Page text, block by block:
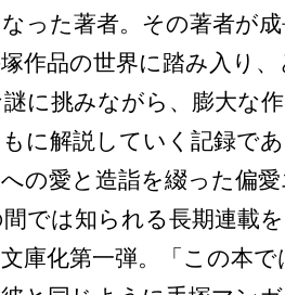
なった著者。その著者が
作品の世界に踏み入り
に挑みながら、膨大な
に解説していく記録で
の愛と造詣を綴った偏
では知られる長期連載
庫化第一弾。「この本